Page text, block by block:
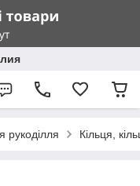
рукоділля Кільця,